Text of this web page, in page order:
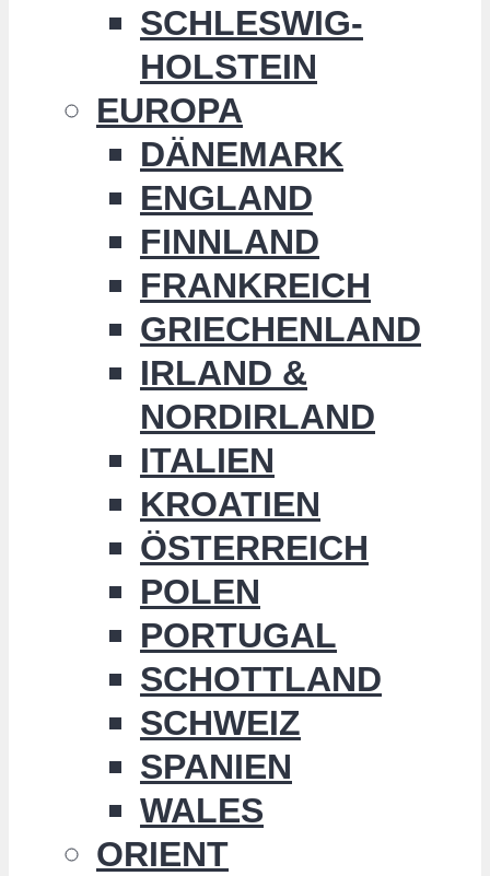
SCHLESWIG-
HOLSTEIN
EUROPA
DÄNEMARK
ENGLAND
FINNLAND
FRANKREICH
GRIECHENLAND
IRLAND &
NORDIRLAND
ITALIEN
KROATIEN
ÖSTERREICH
POLEN
PORTUGAL
SCHOTTLAND
SCHWEIZ
SPANIEN
WALES
ORIENT